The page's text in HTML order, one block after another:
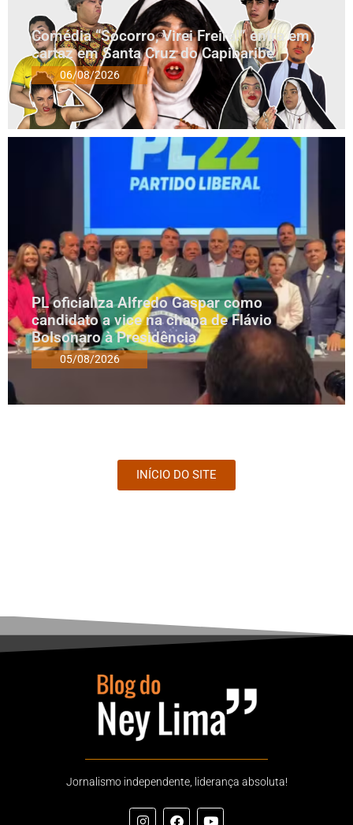
Comédia “Socorro, Virei Freira!” entra em
cartaz em Santa Cruz do Capibaribe
06/08/2026
PL oficializa Alfredo Gaspar como
candidato a vice na chapa de Flávio
Bolsonaro à Presidência
05/08/2026
INÍCIO DO SITE
Jornalismo independente, liderança absoluta!